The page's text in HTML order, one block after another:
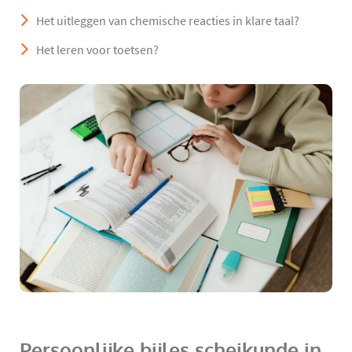
Het uitleggen van chemische reacties in klare taal?
Het leren voor toetsen?